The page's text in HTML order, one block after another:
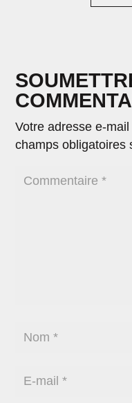
Votre adresse e-
champs